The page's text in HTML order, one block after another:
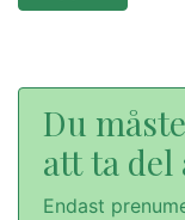
Du
att ta del
Endast